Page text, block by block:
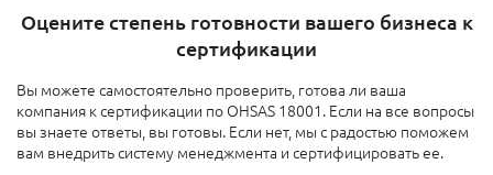
Оцените степень готовности вашего бизнеса к
сертификации
Вы можете самостоятельно проверить, готова ли ваша
компания к сертификации по OHSAS 18001. Если на все вопросы
вы знаете ответы, вы готовы. Если нет, мы с радостью поможем
вам внедрить систему менеджмента и сертифицировать ее.